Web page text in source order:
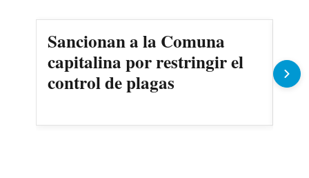
Sancionan a la Comuna
capitalina por restringir el
control de plagas